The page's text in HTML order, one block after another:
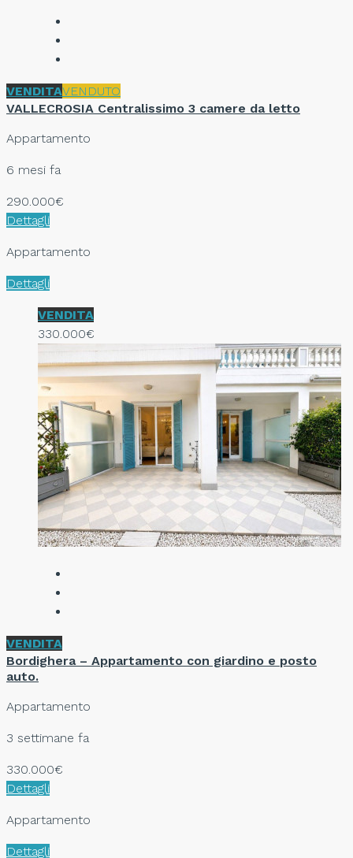
VENDITAVENDUTO
VALLECROSIA Centralissimo 3 camere da letto
Appartamento
6 mesi fa
290.000€
Dettagli
Appartamento
Dettagli
VENDITA
330.000€
VENDITA
Bordighera – Appartamento con giardino e posto
auto.
Appartamento
3 settimane fa
330.000€
Dettagli
Appartamento
Dettagli